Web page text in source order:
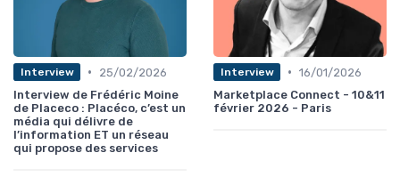
Interview •
25/02/2026
Interview de Frédéric Moine
de Placeco : Placéco, c’est un
média qui délivre de
l’information ET un réseau
qui propose des services
Interview • 16/01/2026
Marketplace Connect - 10&11
février 2026 - Paris